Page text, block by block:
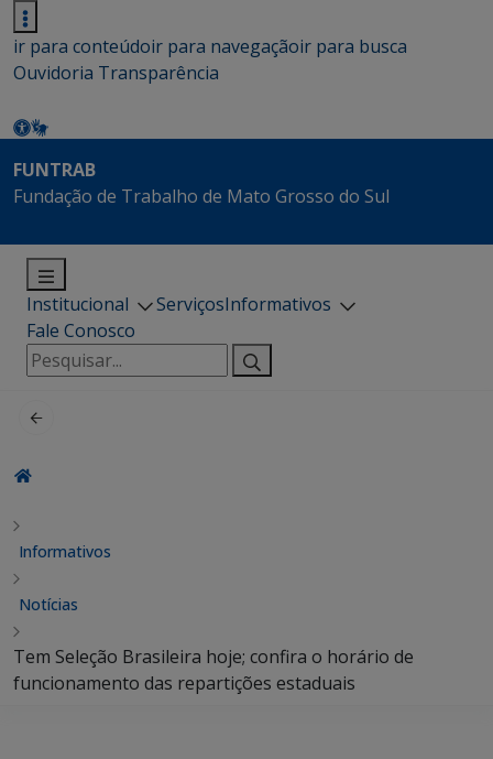
ir para conteúdoir para navegaçãoir para busca
Ouvidoria Transparência
FUNTRAB
Fundação de Trabalho de Mato Grosso do Sul
Institucional ServiçosInformativos
Fale Conosco
Pesquisar
por:
Informativos
Notícias
Tem Seleção Brasileira hoje; confira o horário de
funcionamento das repartições estaduais